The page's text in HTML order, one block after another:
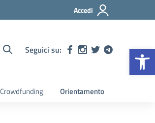
Accedi
Seguici su:
Crowdfunding Orientamento